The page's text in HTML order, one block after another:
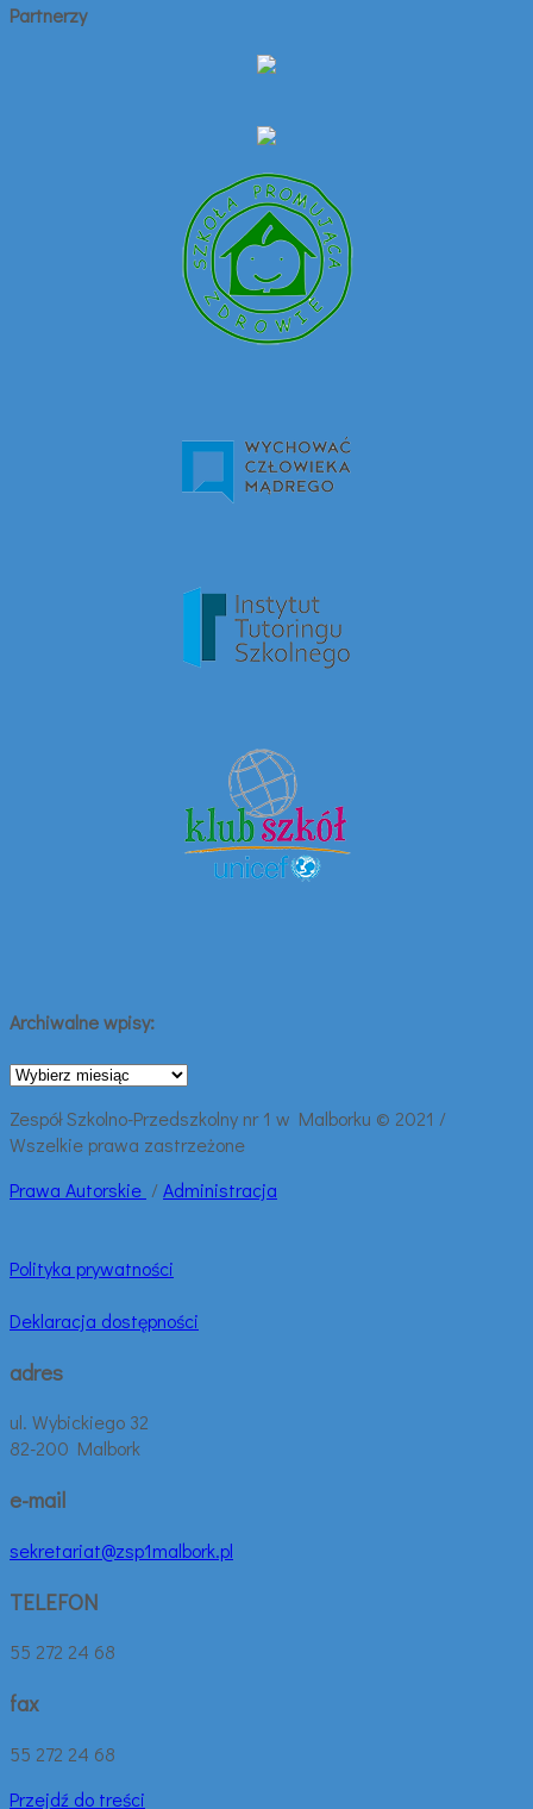
Partnerzy
Archiwalne wpisy:
Archiwalne
Zespół Szkolno-Przedszkolny nr 1 w Malborku © 2021 /
Wszelkie prawa zastrzeżone
Prawa Autorskie /Administracja
Polityka prywatności
Deklaracja dostępności
adres
ul. Wybickiego 32
82-200 Malbork
e-mail
sekretariat@zsp1malbork.pl
TELEFON
55 272 24 68
fax
55 272 24 68
Przejdź do treści